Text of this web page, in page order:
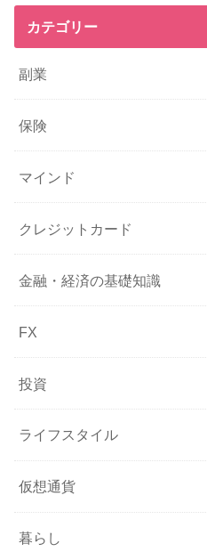
カテゴリー
副業
保険
マインド
クレジットカード
金融・経済の基礎知識
FX
投資
ライフスタイル
仮想通貨
暮らし